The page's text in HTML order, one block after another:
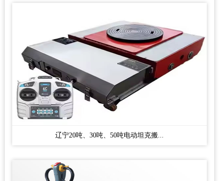
辽宁20吨、30吨、50吨电动坦克搬...